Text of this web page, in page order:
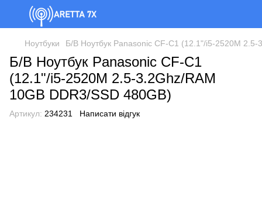
Ноутбуки Б/В Ноутбук Panasonic CF-C1 (12.1"/i5-2520M
Б/В Ноутбук Panasonic CF-C1
(12.1"/i5-2520M 2.5-3.2Ghz/RAM
10GB DDR3/SSD 480GB)
Артикул: 234231 Написати відгук